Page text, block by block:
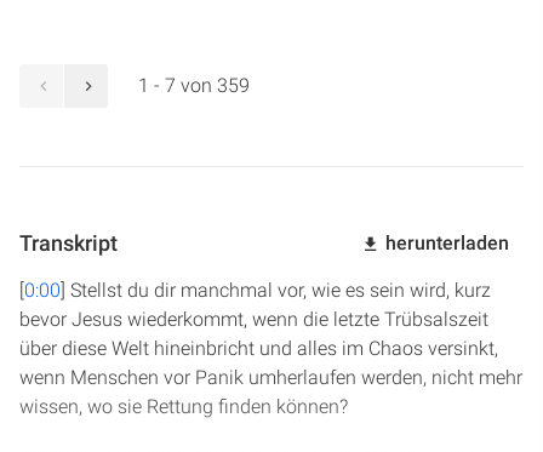
1 - 7 von 359
Transkript herunterladen
[0:00] Stellst du dir manchmal vor, wie es sein wird, kurz
bevor Jesus wiederkommt, wenn die letzte Trübsalszeit
über diese Welt hineinbricht und alles im Chaos versinkt,
wenn Menschen vor Panik umherlaufen werden, nicht mehr
wissen, wo sie Rettung finden können?